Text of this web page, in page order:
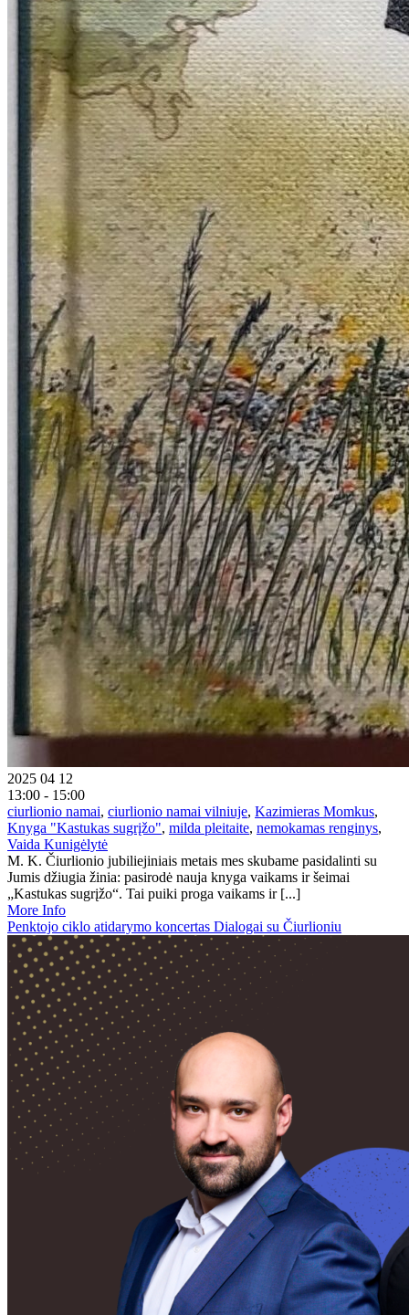
2025 04 12
13:00 - 15:00
ciurlionio namai, ciurlionio namai vilniuje, Kazimieras Momkus,
Knyga "Kastukas sugrįžo", milda pleitaite, nemokamas renginys,
Vaida Kunigėlytė
M. K. Čiurlionio jubiliejiniais metais mes skubame pasidalinti su
Jumis džiugia žinia: pasirodė nauja knyga vaikams ir šeimai
„Kastukas sugrįžo“. Tai puiki proga vaikams ir [...]
More Info
Penktojo ciklo atidarymo koncertas Dialogai su Čiurlioniu